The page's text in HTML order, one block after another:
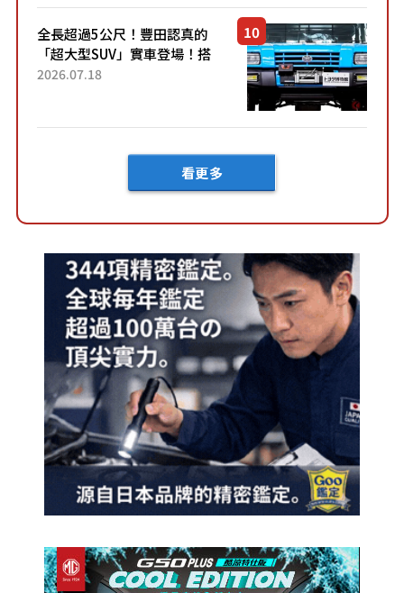
全長超過5公尺！豐田認真的
「超大型SUV」實車登場！搭
載後輪也會轉向的「四輪轉
「Mega C...
2026.07.18
看更多